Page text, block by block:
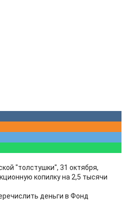
"толстушки", 31 октября,
копилку на 2,5 тысячи
деньги в Фонд